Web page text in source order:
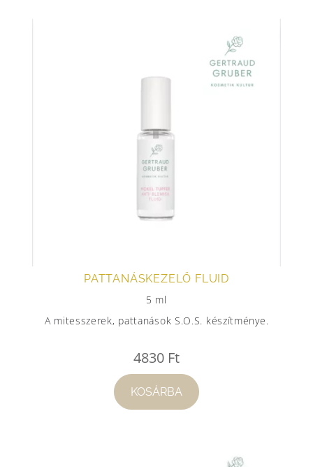
PATTANÁSKEZELŐ FLUID
5 ml
A mitesszerek, pattanások S.O.S. készítménye.
4830 Ft
KOSÁRBA